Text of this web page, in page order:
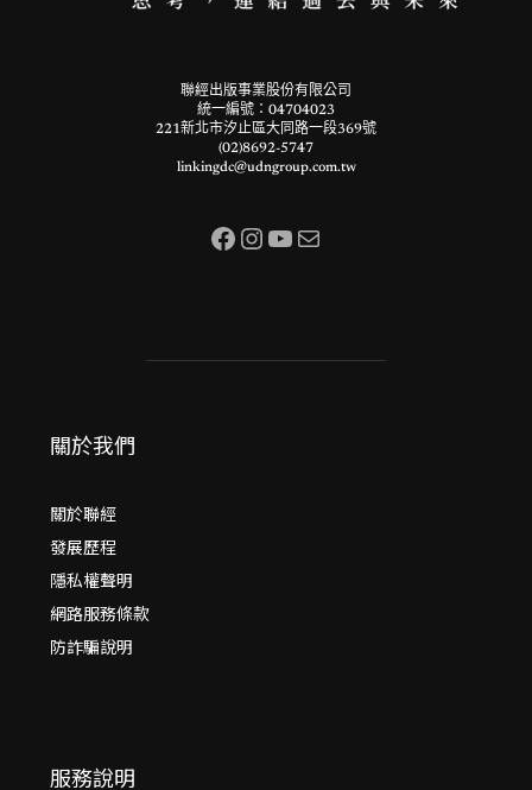
聯經出版事業股份有限公司
統一編號：04704023
221新北市汐止區大同路一段369號
(02)8692-5747
linkingdc@udngroup.com.tw
Facebook InstagramYouTube 電子郵件
關於我們
關於聯經
發展歷程
隱私權聲明
網路服務條款
防詐騙說明
服務說明